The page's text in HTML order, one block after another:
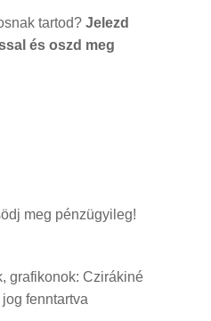
tartod? Jelezd
és oszd meg
meg pénzügyileg!
grafikonok: Czirákiné
fenntartva